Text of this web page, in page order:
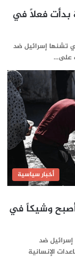
بدأت فعلاً في
التي تشنها إسرائيل ضد
على…
أخبار سياسية
وشيكاً في
إسرائيل ضد
الإنسانية